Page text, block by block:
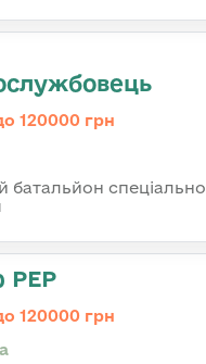
120000 грн
батальйон
РЕР
120000 грн